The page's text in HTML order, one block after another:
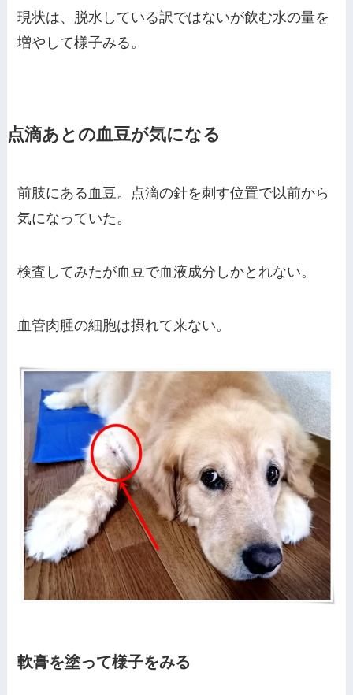
現状は、脱水している訳ではないが飲む水の量を
増やして様子みる。
点滴あとの血豆が気になる
前肢にある血豆。点滴の針を刺す位置で以前から
気になっていた。
検査してみたが血豆で血液成分しかとれない。
血管肉腫の細胞は摂れて来ない。
軟膏を塗って様子をみる